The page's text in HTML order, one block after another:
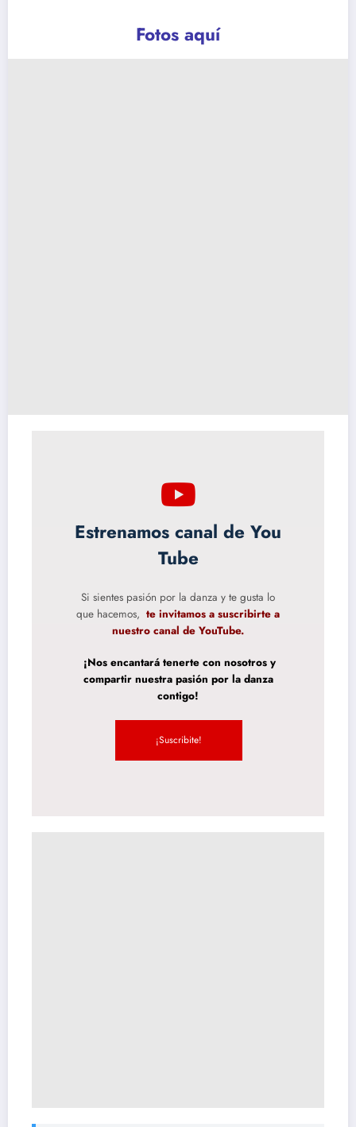
Fotos aquí
Estrenamos canal de You
Tube
Si sientes pasión por la danza y te gusta lo
que hacemos, te invitamos a suscribirte a
nuestro canal de YouTube.
¡Nos encantará tenerte con nosotros y
compartir nuestra pasión por la danza
contigo!
¡Suscribite!